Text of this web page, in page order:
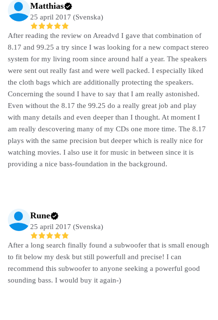
Matthias
25 april 2017 (Svenska)
After reading the review on Areadvd I gave that combination of
8.17 and 99.25 a try since I was looking for a new compact stereo
system for my living room since around half a year. The speakers
were sent out really fast and were well packed. I especially liked
the cloth bags which are additionally protecting the speakers.
Concerning the sound I have to say that I am really astonished.
Even without the 8.17 the 99.25 do a really great job and play
with many details and even deeper than I thought. At moment I
am really descovering many of my CDs one more time. The 8.17
plays with the same precision but deeper which is really nice for
watching movies. I also use it for music in between since it is
providing a nice bass-foundation in the background.
Rune
25 april 2017 (Svenska)
After a long search finally found a subwoofer that is small enough
to fit below my desk but still powerfull and precise! I can
recommend this subwoofer to anyone seeking a powerful good
sounding bass. I would buy it again-)